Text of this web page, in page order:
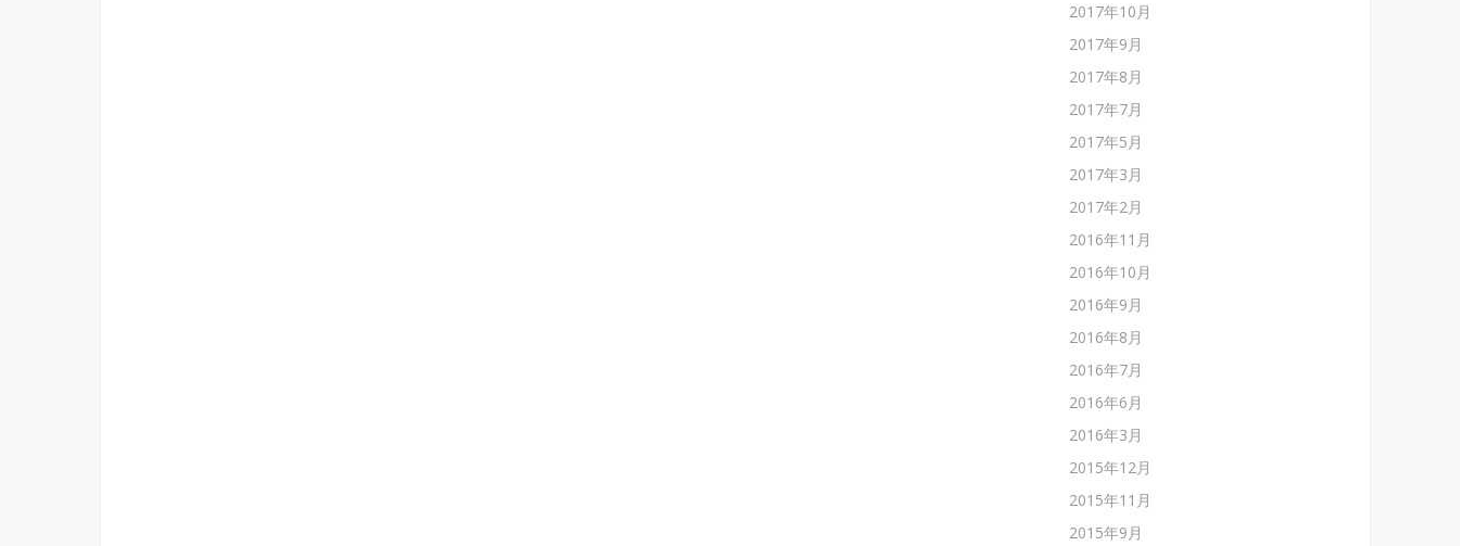
2017年10月
2017年9月
2017年8月
2017年7月
2017年5月
2017年3月
2017年2月
2016年11月
2016年10月
2016年9月
2016年8月
2016年7月
2016年6月
2016年3月
2015年12月
2015年11月
2015年9月